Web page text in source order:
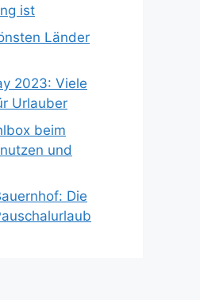
ist
Länder
2023: Viele
Urlauber
beim
und
Die